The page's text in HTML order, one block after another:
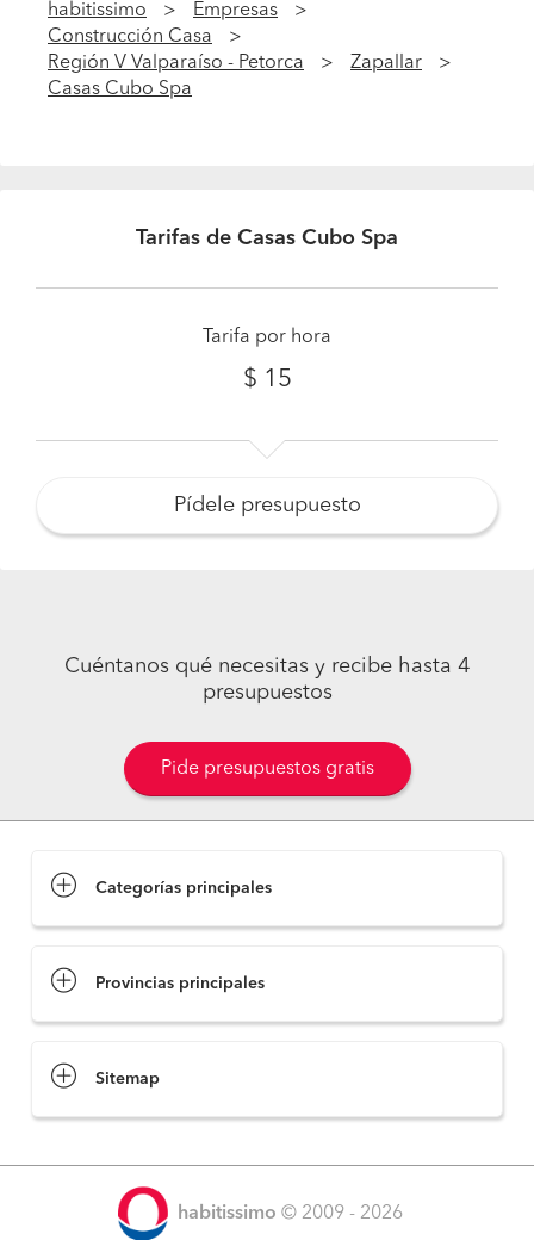
habitissimo
Empresas
Construcción Casa
Región V Valparaíso - Petorca
Zapallar
Casas Cubo Spa
Tarifas de Casas Cubo Spa
Tarifa por hora
$ 15
Pídele presupuesto
Cuéntanos qué necesitas y recibe hasta 4
presupuestos
Pide presupuestos gratis
Categorías principales
Provincias principales
Sitemap
habitissimo © 2009 - 2026